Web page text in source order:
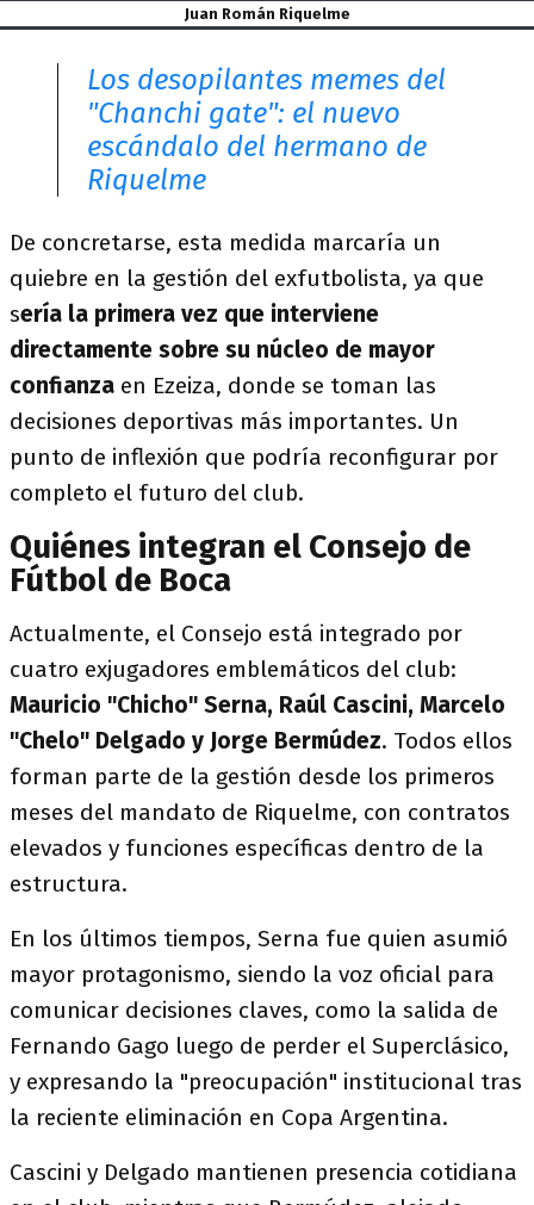
Juan Román Riquelme
Los desopilantes memes del
"Chanchi gate": el nuevo
escándalo del hermano de
Riquelme
De concretarse, esta medida marcaría un
quiebre en la gestión del exfutbolista, ya que
sería la primera vez que interviene
directamente sobre su núcleo de mayor
confianza en Ezeiza, donde se toman las
decisiones deportivas más importantes. Un
punto de inflexión que podría reconfigurar por
completo el futuro del club.
Quiénes integran el Consejo de
Fútbol de Boca
Actualmente, el Consejo está integrado por
cuatro exjugadores emblemáticos del club:
Mauricio "Chicho" Serna, Raúl Cascini, Marcelo
"Chelo" Delgado y Jorge Bermúdez. Todos ellos
forman parte de la gestión desde los primeros
meses del mandato de Riquelme, con contratos
elevados y funciones específicas dentro de la
estructura.
En los últimos tiempos, Serna fue quien asumió
mayor protagonismo, siendo la voz oficial para
comunicar decisiones claves, como la salida de
Fernando Gago luego de perder el Superclásico,
y expresando la "preocupación" institucional tras
la reciente eliminación en Copa Argentina.
Cascini y Delgado mantienen presencia cotidiana